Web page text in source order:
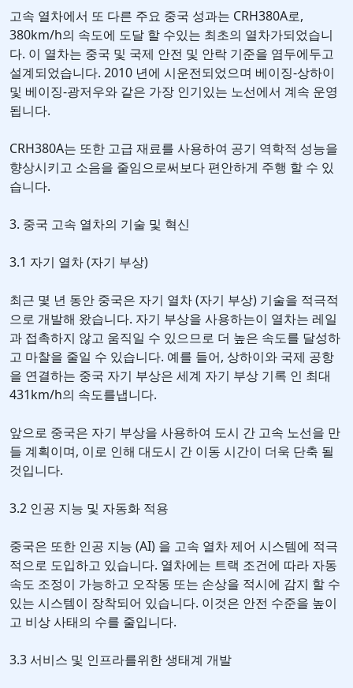
고속 열차에서 또 다른 주요 중국 성과는 CRH380A로,
380km/h의 속도에 도달 할 수있는 최초의 열차가되었습니
다. 이 열차는 중국 및 국제 안전 및 안락 기준을 염두에두고
설계되었습니다. 2010 년에 시운전되었으며 베이징-상하이
및 베이징-광저우와 같은 가장 인기있는 노선에서 계속 운영
됩니다.
CRH380A는 또한 고급 재료를 사용하여 공기 역학적 성능을
향상시키고 소음을 줄임으로써보다 편안하게 주행 할 수 있
습니다.
3. 중국 고속 열차의 기술 및 혁신
3.1 자기 열차 (자기 부상)
최근 몇 년 동안 중국은 자기 열차 (자기 부상) 기술을 적극적
으로 개발해 왔습니다. 자기 부상을 사용하는이 열차는 레일
과 접촉하지 않고 움직일 수 있으므로 더 높은 속도를 달성하
고 마찰을 줄일 수 있습니다. 예를 들어, 상하이와 국제 공항
을 연결하는 중국 자기 부상은 세계 자기 부상 기록 인 최대
431km/h의 속도를냅니다.
앞으로 중국은 자기 부상을 사용하여 도시 간 고속 노선을 만
들 계획이며, 이로 인해 대도시 간 이동 시간이 더욱 단축 될
것입니다.
3.2 인공 지능 및 자동화 적용
중국은 또한 인공 지능 (AI) 을 고속 열차 제어 시스템에 적극
적으로 도입하고 있습니다. 열차에는 트랙 조건에 따라 자동
속도 조정이 가능하고 오작동 또는 손상을 적시에 감지 할 수
있는 시스템이 장착되어 있습니다. 이것은 안전 수준을 높이
고 비상 사태의 수를 줄입니다.
3.3 서비스 및 인프라를위한 생태계 개발